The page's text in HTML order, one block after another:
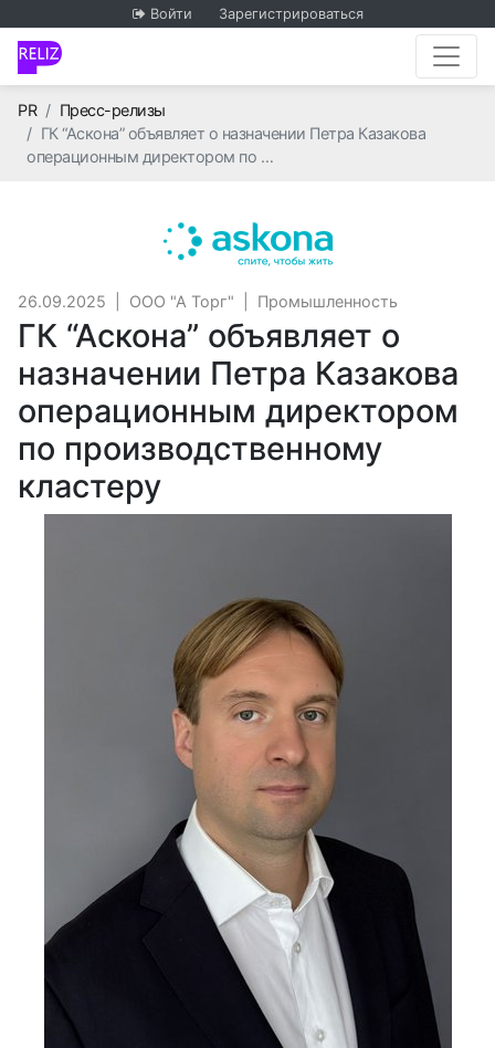
Войти Зарегистрироваться
PRГлавная
Пресс-релизы
ГК “Аскона” объявляет о назначении Петра Казакова
операционным директором по …
26.09.2025 ООО "А Торг" Промышленность
ГК “Аскона” объявляет о
назначении Петра Казакова
операционным директором
по производственному
кластеру